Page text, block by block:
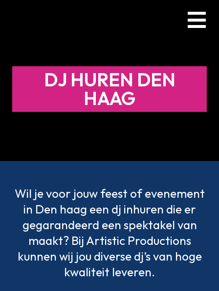
Menu
DJ HUREN DEN
HAAG
Wil je voor jouw feest of evenement
in Den haag een dj inhuren die er
gegarandeerd een spektakel van
maakt? Bij Artistic Productions
kunnen wij jou diverse dj’s van hoge
kwaliteit leveren.